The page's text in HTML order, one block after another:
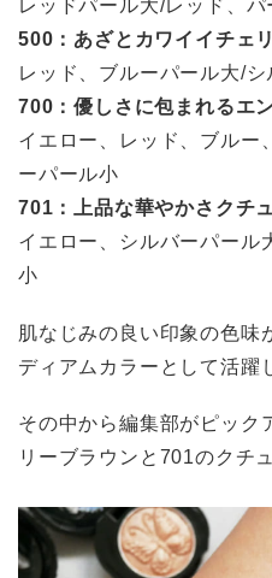
500：あざとカワイイチェ
レッド、ブルーパール大/
700：優しさに包まれるエ
イエロー、レッド、ブルー
ーパール小
701：上品な華やかさクチ
イエロー、シルバーパール
小
肌なじみの良い印象の色味
ディアムカラーとして活躍
その中から編集部がピック
リーブラウンと701のクチ